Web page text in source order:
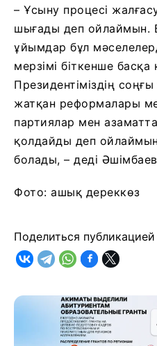
– Ұсыну процесі
шығады деп ойлаймын.
ұйымдар бұл
мерзімі біткенше
Президентіміздің
жатқан реформалары
партиялар мен
қолдайды деп
болады, – деді
Фото: ашық дереккөз
Поделиться публикацией